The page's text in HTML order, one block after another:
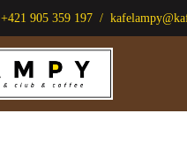
+421 905 359 197 /